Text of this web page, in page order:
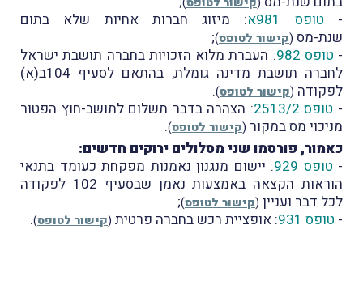
- טופס 981א
: מיזוג חברות אחיות שלא בתום
שנת-מס (קישור לטופס)
;
- טופס 982
: העברת מלוא הזכויות בחברה תושבת ישראל
לחברה תושבת מדינה גומלת, בהתאם לסעיף 104ב(א)
לפקודה (קישור לטופס)
.
- טופס 2513/2
: הצהרה בדבר תשלום לתושב-חוץ הפטוּר
מניכוי מס במקור (קישור לטופס)
.
כאמור, פורסמו שני מסלולים ירוקים חדשים:
- טופס 929
: יישום מנגנון נאמנות מפקחת כעומד בתנאי
הוראות הקצאה באמצעות נאמן שבסעיף 102 לפקודה
לכל דבר ועניין (קישור לטופס)
;
- טופס 931 : אופציית רכש בחברה פרטית (קישור לטופס)
.